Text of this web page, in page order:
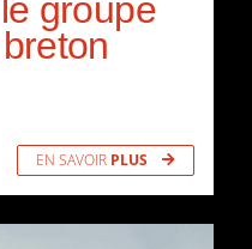
groupe
EN SAVOIR PLUS